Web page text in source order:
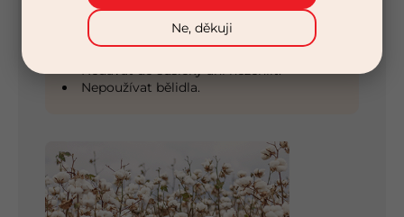
Údržba:
Nedávat do sušičky ani nežehlit.
Nepoužívat bělidla.
Ne, děkuji